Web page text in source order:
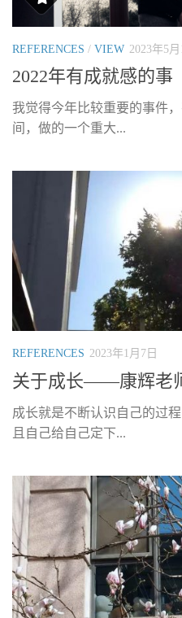
REFERENCES / VIEW 2023年5月
2022年有成就感的事
我觉得今年比较重要的事件
间，做的一个重大...
REFERENCES 2023年1月7日
关于成长——康辉老
成长就是不断认识自己的过
且自己给自己定下...